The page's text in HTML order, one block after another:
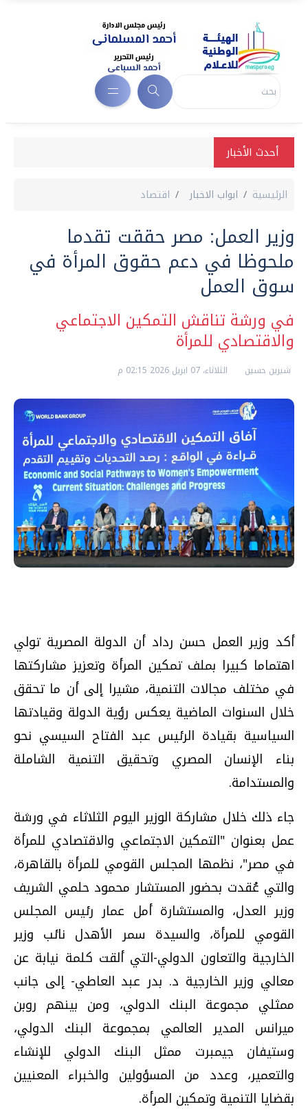
أحدث الأخبار
الرئيسية ابواب الاخبار اقتصاد
وزير العمل: مصر حققت تقدما
ملحوظا في دعم حقوق المرأة في
سوق العمل
في ورشة تناقش التمكين الاجتماعي
والاقتصادي للمرأة
شيرين حسين الثلاثاء، 07 ابريل 2026 02:15 م
أكد وزير العمل حسن رداد أن الدولة المصرية تولي
اهتماما كبيرا بملف تمكين المرأة وتعزيز مشاركتها
في مختلف مجالات التنمية، مشيرا إلى أن ما تحقق
خلال السنوات الماضية يعكس رؤية الدولة وقيادتها
السياسية بقيادة الرئيس عبد الفتاح السيسي نحو
بناء الإنسان المصري وتحقيق التنمية الشاملة
والمستدامة.
جاء ذلك خلال مشاركة الوزير اليوم الثلاثاء في ورشة
عمل بعنوان "التمكين الاجتماعي والاقتصادي للمرأة
في مصر"، نظمها المجلس القومي للمرأة بالقاهرة،
والتي عُقدت بحضور المستشار محمود حلمي الشريف
وزير العدل، والمستشارة أمل عمار رئيس المجلس
القومي للمرأة، والسيدة سمر الأهدل نائب وزير
الخارجية والتعاون الدولي-التي ألقت كلمة نيابة عن
معالي وزير الخارجية د. بدر عبد العاطي- إلى جانب
ممثلي مجموعة البنك الدولي، ومن بينهم روبن
ميرانس المدير العالمي بمجموعة البنك الدولي،
وستيفان جيمبرت ممثل البنك الدولي للإنشاء
والتعمير، وعدد من المسؤولين والخبراء المعنيين
بقضايا التنمية وتمكين المرأة.